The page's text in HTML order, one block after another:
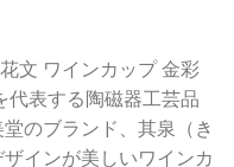
文 ワインカップ 金彩
代表する陶磁器工芸品
のブランド、其泉（き
インが美しいワインカ